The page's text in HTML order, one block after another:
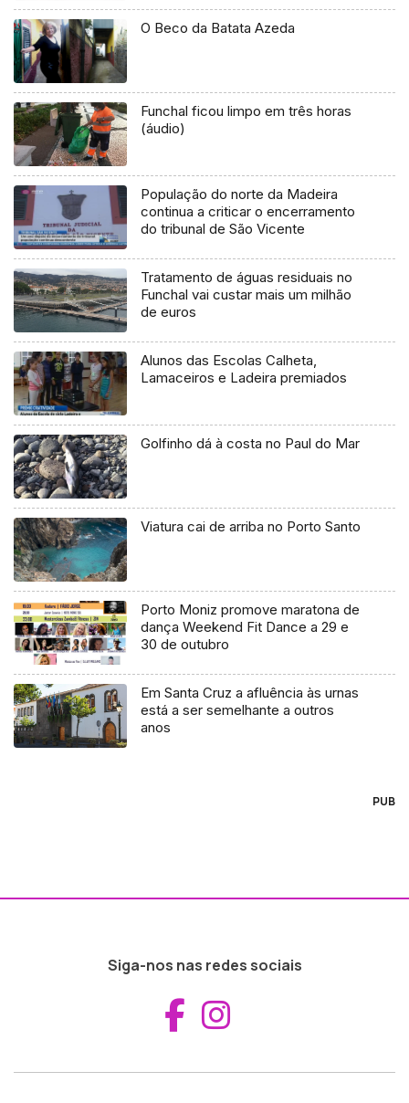
O Beco da Batata Azeda
Funchal ficou limpo em três horas
(áudio)
População do norte da Madeira
continua a criticar o encerramento
do tribunal de São Vicente
Tratamento de águas residuais no
Funchal vai custar mais um milhão
de euros
Alunos das Escolas Calheta,
Lamaceiros e Ladeira premiados
Golfinho dá à costa no Paul do Mar
Viatura cai de arriba no Porto Santo
Porto Moniz promove maratona de
dança Weekend Fit Dance a 29 e
30 de outubro
Em Santa Cruz a afluência às urnas
está a ser semelhante a outros
anos
PUB
Siga-nos nas redes sociais
Aceder ao